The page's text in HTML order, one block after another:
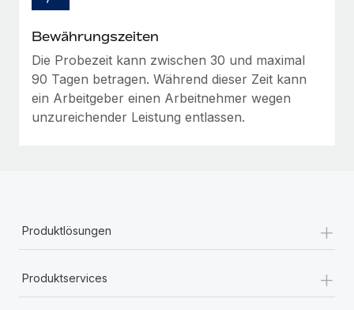
Mehr erfahren
Bewährungszeiten
Die Probezeit kann zwischen 30 und maximal
90 Tagen betragen. Während dieser Zeit kann
ein Arbeitgeber einen Arbeitnehmer wegen
unzureichender Leistung entlassen.
Produktlösungen +
Produktservices +